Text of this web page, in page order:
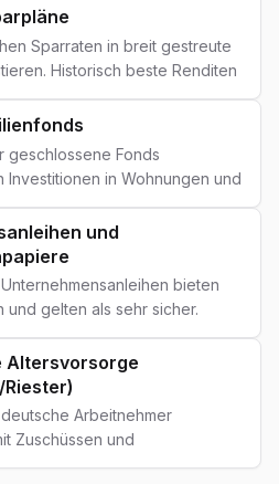
Zeit nicht brauchst. Sehr sicher,
flexibel.
Sparraten in breit gestreute
Historisch beste Renditen
aber mit Kursschwankungen.
Banken bieten kostenlose
50 Euro/Monat an.
geschlossene Fonds
Investitionen in Wohnungen und
Regelmäßige
aber mit Gebühren und
Beliebt für
im Portfolio.
und
bieten
und gelten als sehr sicher.
liegen bei 2-3%.
konservative Anleger
ihr Kapital schützen möchten.
Altersvorsorge
Riester)
Arbeitnehmer
Zuschüssen und
Riester-Verträge